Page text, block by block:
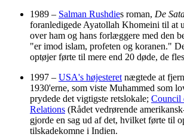
1989 – Salman Rushdies roman, De
foranledigede Ayatollah Khomeini til at
over ham og hans forlæggere med den
"er imod islam, profeten og koranen."
optøjer førte til mere end 20 døde, de
1997 – USA's højesteret nægtede at
1930'erne, som viste Muhammed som
prydede det vigtigste retslokale; Council
Relations (Rådet vedrørende
gjorde en sag ud af det, hvilket førte til
tilskadekomne i Indien.